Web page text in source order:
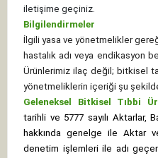
iletişime geçiniz.
Bilgilendirmeler
İlgili yasa ve yönetmelikler
hastalık adı veya endikasyon
Ürünlerimiz ilaç değil; bitkisel
yönetmeliklerin içeriği şu
Geleneksel Bitkisel Tıbbi
tarihli ve 5777 sayılı Aktarlar,
hakkında genelge ile Aktar
denetim işlemleri ile adı